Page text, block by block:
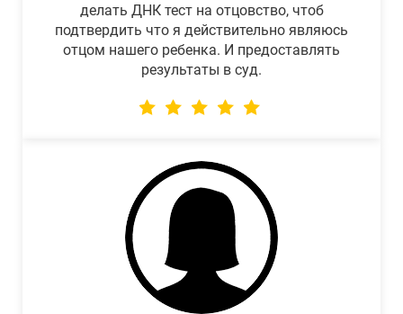
делать ДНК тест на отцовство, чтоб
подтвердить что я действительно являюсь
отцом нашего ребенка. И предоставлять
результаты в суд.